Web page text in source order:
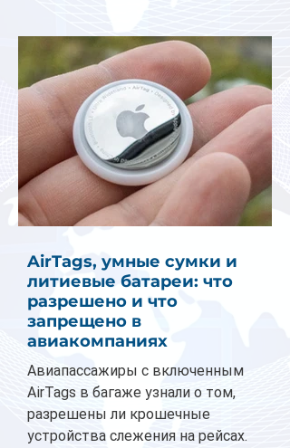
AirTags, умные сумки и
литиевые батареи: что
разрешено и что
запрещено в
авиакомпаниях
Авиапассажиры с включенным
AirTags в багаже узнали о том,
разрешены ли крошечные
устройства слежения на рейсах.